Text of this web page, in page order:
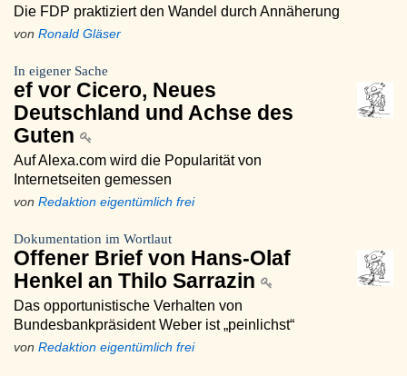
Die FDP praktiziert den Wandel durch Annäherung
von Ronald Gläser
In eigener Sache
ef vor Cicero, Neues
Deutschland und Achse des
Guten
Auf Alexa.com wird die Popularität von
Internetseiten gemessen
von Redaktion eigentümlich frei
Dokumentation im Wortlaut
Offener Brief von Hans-Olaf
Henkel an Thilo Sarrazin
Das opportunistische Verhalten von
Bundesbankpräsident Weber ist „peinlichst“
von Redaktion eigentümlich frei